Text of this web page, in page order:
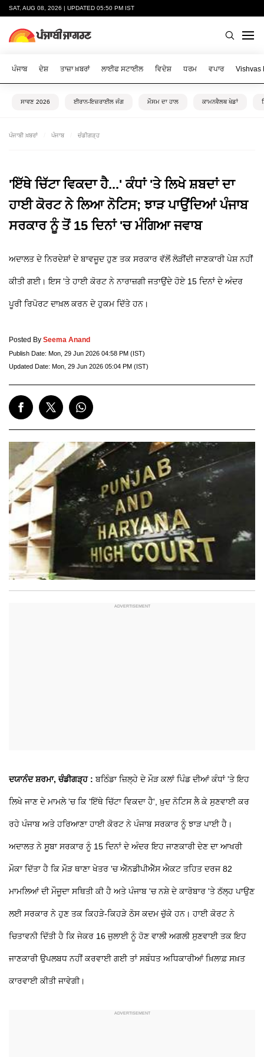
SAT, AUG 08, 2026 | UPDATED 05:50 PM IST
ਪੰਜਾਬ ਦੇਸ਼ ਤਾਜ਼ਾ ਖ਼ਬਰਾਂ ਲਾਈਫ ਸਟਾਈਲ ਵਿਦੇਸ਼ ਧਰਮ ਵਪਾਰ Vishvas
ਸਾਵਣ 2026 ਈਰਾਨ-ਇਜ਼ਰਾਈਲ ਜੰਗ ਮੌਸਮ ਦਾ ਹਾਲ ਕਾਮਨਵੈਲਥ ਖੇਡਾਂ
ਪੰਜਾਬੀ ਖ਼ਬਰਾਂ ਪੰਜਾਬ ਚੰਡੀਗੜ੍ਹ
'ਇੱਥੇ ਚਿੱਟਾ ਵਿਕਦਾ ਹੈ...' ਕੰਧਾਂ 'ਤੇ ਲਿਖੇ ਸ਼ਬਦਾਂ ਦਾ
ਹਾਈ ਕੋਰਟ ਨੇ ਲਿਆ ਨੋਟਿਸ; ਝਾੜ ਪਾਉਂਦਿਆਂ ਪੰਜਾਬ
ਸਰਕਾਰ ਨੂੰ ਤੋਂ 15 ਦਿਨਾਂ 'ਚ ਮੰਗਿਆ ਜਵਾਬ
ਅਦਾਲਤ ਦੇ ਨਿਰਦੇਸ਼ਾਂ ਦੇ ਬਾਵਜੂਦ ਹੁਣ ਤਕ ਸਰਕਾਰ ਵੱਲੋਂ ਲੋੜੀਂਦੀ ਜਾਣਕਾਰੀ ਪੇਸ਼ ਨਹੀਂ
ਕੀਤੀ ਗਈ। ਇਸ 'ਤੇ ਹਾਈ ਕੋਰਟ ਨੇ ਨਾਰਾਜ਼ਗੀ ਜਤਾਉਂਦੇ ਹੋਏ 15 ਦਿਨਾਂ ਦੇ ਅੰਦਰ
ਪੂਰੀ ਰਿਪੋਰਟ ਦਾਖ਼ਲ ਕਰਨ ਦੇ ਹੁਕਮ ਦਿੱਤੇ ਹਨ।
Posted By Seema Anand
Publish Date: Mon, 29 Jun 2026 04:58 PM (IST)
Updated Date: Mon, 29 Jun 2026 05:04 PM (IST)
ਦਯਾਨੰਦ ਸ਼ਰਮਾ, ਚੰਡੀਗੜ੍ਹ : ਬਠਿੰਡਾ ਜ਼ਿਲ੍ਹੇ ਦੇ ਮੌੜ ਕਲਾਂ ਪਿੰਡ ਦੀਆਂ ਕੰਧਾਂ 'ਤੇ ਇਹ
ਲਿਖੇ ਜਾਣ ਦੇ ਮਾਮਲੇ 'ਚ ਕਿ 'ਇੱਥੇ ਚਿੱਟਾ ਵਿਕਦਾ ਹੈ', ਖ਼ੁਦ ਨੋਟਿਸ ਲੈ ਕੇ ਸੁਣਵਾਈ ਕਰ
ਰਹੇ ਪੰਜਾਬ ਅਤੇ ਹਰਿਆਣਾ ਹਾਈ ਕੋਰਟ ਨੇ ਪੰਜਾਬ ਸਰਕਾਰ ਨੂੰ ਝਾੜ ਪਾਈ ਹੈ।
ਅਦਾਲਤ ਨੇ ਸੂਬਾ ਸਰਕਾਰ ਨੂੰ 15 ਦਿਨਾਂ ਦੇ ਅੰਦਰ ਇਹ ਜਾਣਕਾਰੀ ਦੇਣ ਦਾ ਆਖਰੀ
ਮੌਕਾ ਦਿੱਤਾ ਹੈ ਕਿ ਮੌੜ ਥਾਣਾ ਖੇਤਰ 'ਚ ਐੱਨਡੀਪੀਐੱਸ ਐਕਟ ਤਹਿਤ ਦਰਜ 82
ਮਾਮਲਿਆਂ ਦੀ ਮੌਜੂਦਾ ਸਥਿਤੀ ਕੀ ਹੈ ਅਤੇ ਪੰਜਾਬ 'ਚ ਨਸ਼ੇ ਦੇ ਕਾਰੋਬਾਰ 'ਤੇ ਠੱਲ੍ਹ ਪਾਉਣ
ਲਈ ਸਰਕਾਰ ਨੇ ਹੁਣ ਤਕ ਕਿਹੜੇ-ਕਿਹੜੇ ਠੋਸ ਕਦਮ ਚੁੱਕੇ ਹਨ। ਹਾਈ ਕੋਰਟ ਨੇ
ਚਿਤਾਵਨੀ ਦਿੱਤੀ ਹੈ ਕਿ ਜੇਕਰ 16 ਜੁਲਾਈ ਨੂੰ ਹੋਣ ਵਾਲੀ ਅਗਲੀ ਸੁਣਵਾਈ ਤਕ ਇਹ
ਜਾਣਕਾਰੀ ਉਪਲਬਧ ਨਹੀਂ ਕਰਵਾਈ ਗਈ ਤਾਂ ਸਬੰਧਤ ਅਧਿਕਾਰੀਆਂ ਖ਼ਿਲਾਫ਼ ਸਖ਼ਤ
ਕਾਰਵਾਈ ਕੀਤੀ ਜਾਵੇਗੀ।